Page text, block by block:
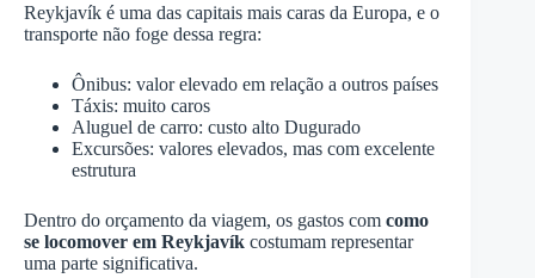
Reykjavík é uma das capitais mais caras da Europa, e o
transporte não foge dessa regra:
Ônibus: valor elevado em relação a outros países
Táxis: muito caros
Aluguel de carro: custo alto Dugurado
Excursões: valores elevados, mas com excelente
estrutura
Dentro do orçamento da viagem, os gastos com como
se locomover em Reykjavík costumam representar
uma parte significativa.